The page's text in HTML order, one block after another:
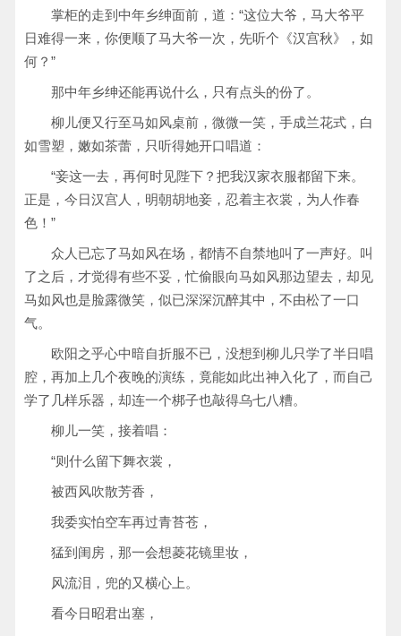
掌柜的走到中年乡绅面前，道：“这位大爷，马大爷平
日难得一来，你便顺了马大爷一次，先听个《汉宫秋》，如
何？”
那中年乡绅还能再说什么，只有点头的份了。
柳儿便又行至马如风桌前，微微一笑，手成兰花式，白
如雪塑，嫩如茶蕾，只听得她开口唱道：
“妾这一去，再何时见陛下？把我汉家衣服都留下来。
正是，今日汉宫人，明朝胡地妾，忍着主衣裳，为人作春
色！”
众人已忘了马如风在场，都情不自禁地叫了一声好。叫
了之后，才觉得有些不妥，忙偷眼向马如风那边望去，却见
马如风也是脸露微笑，似已深深沉醉其中，不由松了一口
气。
欧阳之乎心中暗自折服不已，没想到柳儿只学了半日唱
腔，再加上几个夜晚的演练，竟能如此出神入化了，而自己
学了几样乐器，却连一个梆子也敲得乌七八糟。
柳儿一笑，接着唱：
“则什么留下舞衣裳，
被西风吹散芳香，
我委实怕空车再过青苔苍，
猛到闺房，那一会想菱花镜里妆，
风流泪，兜的又横心上。
看今日昭君出塞，